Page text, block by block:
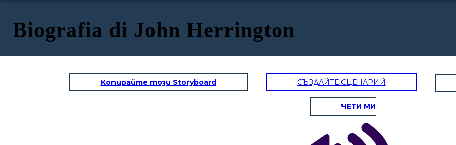
Biografia di John Herrington
Копирайте този Storyboard СЪЗДАЙТЕ СЦЕНАРИЙ
ЧЕТИ МИ